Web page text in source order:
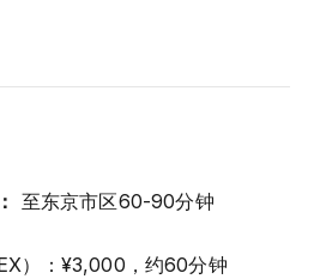
至东京市区60-90分钟
）：¥3,000，约60分钟